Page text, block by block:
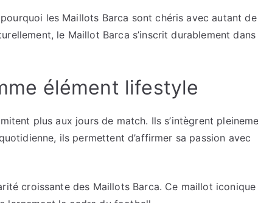
les Maillots Barca sont chéris avec autant
le Maillot Barca s’inscrit durablement
élément lifestyle
plus aux jours de match. Ils s’intègrent
ils permettent d’affirmer sa passion avec
croissante des Maillots Barca. Ce maillot iconique